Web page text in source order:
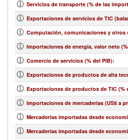
Servicios de transporte (% de las
Exportaciones de servicios de TIC
Computación, comunicaciones y otros
Importaciones de energía, valor neto
Comercio de servicios (% del PIB):
Exportaciones de productos de alta
Exportaciones de productos de TIC
Importaciones de mercaderías (US$ a
Mercaderías importadas desde
Mercaderías importadas desde